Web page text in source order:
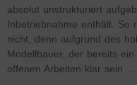
absolut unstrukturiert
Inbetriebnahme enthält. So
nicht, denn aufgrund des
Modellbauer, der bereits
offenen Arbeiten klar sein …